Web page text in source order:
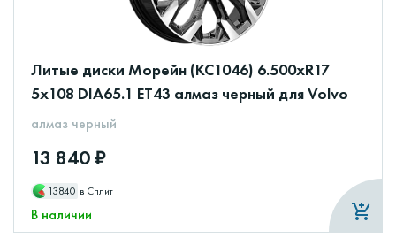
Литые диски Морейн (КС1046) 6.500xR17
5x108 DIA65.1 ET43 алмаз черный для Volvo
алмаз черный
13 840 ₽
13840 в Сплит
В наличии